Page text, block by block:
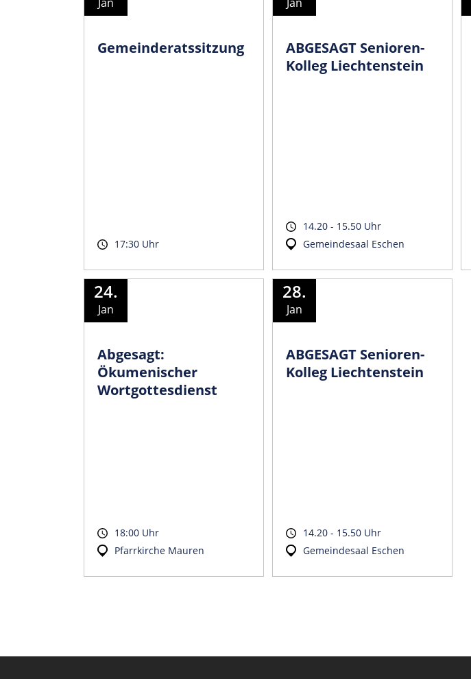
Gemeinder­atssitzung
17:30 Uhr
ABGESAGT Senioren-
Kolleg Liechtenstein
14.20 - 15.50 Uhr
Gemeindesaal Eschen
24.
Jan
Abgesagt:
Ökumenischer
Wortgottesdienst
18:00 Uhr
Pfarrkirche Mauren
28.
Jan
ABGESAGT Senioren-
Kolleg Liechtenstein
14.20 - 15.50 Uhr
Gemeindesaal Eschen